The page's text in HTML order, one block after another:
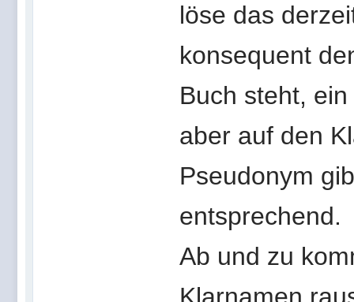
löse das
konsequent
Buch steht,
aber auf den
Pseudonym
entsprechend.
Ab und zu